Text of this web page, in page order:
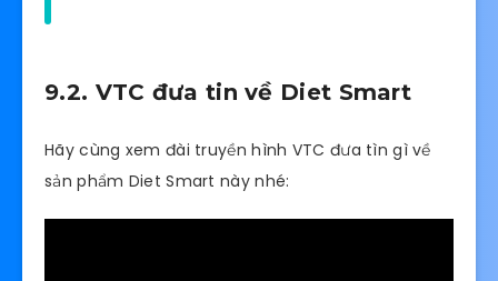
9.2. VTC đưa tin về Diet Smart
Hãy cùng xem đài truyền hình VTC đưa tìn gì về
sản phẩm Diet Smart này nhé: